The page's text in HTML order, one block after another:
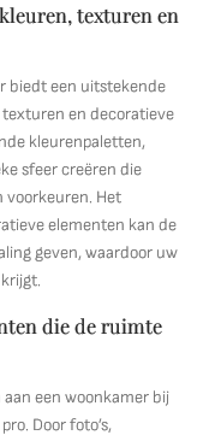
texturen en
biedt een uitstekende
en decoratieve
kleurenpaletten,
sfeer creëren die
voorkeuren. Het
elementen kan de
geven, waardoor uw
die de ruimte
een woonkamer bij
Door foto’s,